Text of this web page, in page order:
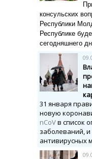
консульских
Республики
Республике
сегодняшнего
31 января
новую
nCoVв список
заболеваний,
антивирусных